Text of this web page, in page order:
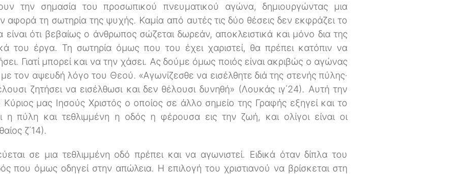
την σημασία του προσωπικού πνευματικού αγώνα, δημιουργώντας μια
αφορά τη σωτηρία της ψυχής. Καμία από αυτές τις δύο θέσεις δεν εκφράζει το
ότι βεβαίως ο άνθρωπος σώζεται δωρεάν, αποκλειστικά και μόνο δια της
του έργα. Τη σωτηρία όμως που του έχει χαριστεί, θα πρέπει κατόπιν να
Γιατί μπορεί και να την χάσει. Ας δούμε όμως ποιός είναι ακριβώς ο αγώνας
τον αψευδή λόγο του Θεού. «Αγωνίζεσθε να εισέλθητε διά της στενής πύλης·
ζητήσει να εισέλθωσι και δεν θέλουσι δυνηθή» (Λουκάς ιγ΄24). Αυτή την
μας Ιησούς Χριστός ο οποίος σε άλλο σημείο της Γραφής εξηγεί και το
η πύλη και τεθλιμμένη η οδός η φέρουσα εις την ζωή, και ολίγοι είναι οι
ζ΄14).
σε μια τεθλιμμένη οδό πρέπει και να αγωνιστεί. Ειδικά όταν δίπλα του
που όμως οδηγεί στην απώλεια. Η επιλογή του χριστιανού να βρίσκεται στη